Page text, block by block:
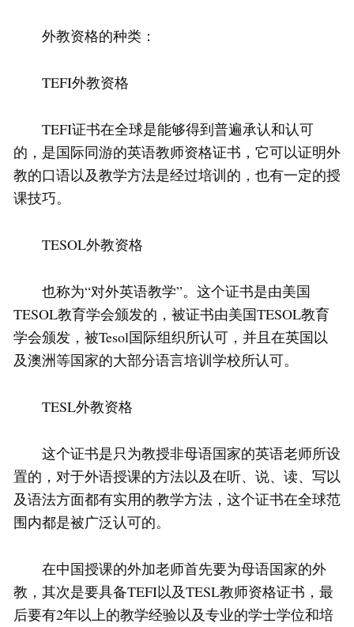
外教资格的种类：
TEFI外教资格
TEFI证书在全球是能够得到普遍承认和认可
的，是国际同游的英语教师资格证书，它可以证明外
教的口语以及教学方法是经过培训的，也有一定的授
课技巧。
TESOL外教资格
也称为“对外英语教学”。这个证书是由美国
TESOL教育学会颁发的，被证书由美国TESOL教育
学会颁发，被Tesol国际组织所认可，并且在英国以
及澳洲等国家的大部分语言培训学校所认可。
TESL外教资格
这个证书是只为教授非母语国家的英语老师所设
置的，对于外语授课的方法以及在听、说、读、写以
及语法方面都有实用的教学方法，这个证书在全球范
围内都是被广泛认可的。
在中国授课的外加老师首先要为母语国家的外
教，其次是要具备TEFI以及TESL教师资格证书，最
后要有2年以上的教学经验以及专业的学士学位和培